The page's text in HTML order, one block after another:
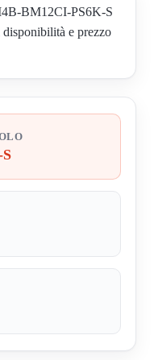
BM12CI-PS6K-S
e prezzo